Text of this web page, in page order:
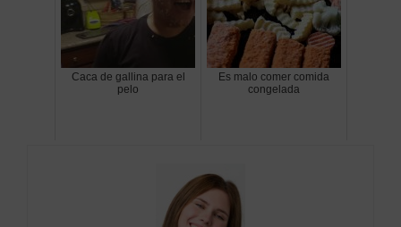
Caca de gallina para el
pelo
Es malo comer comida
congelada